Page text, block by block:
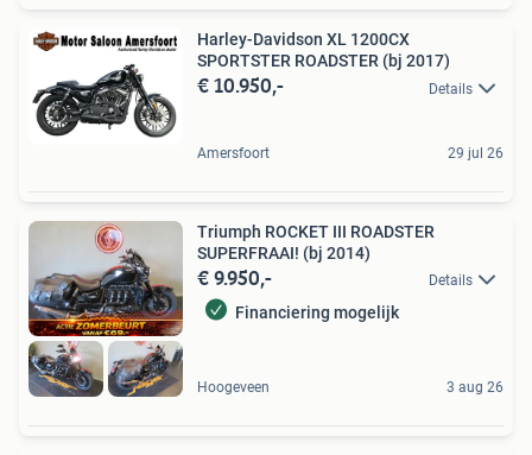
Harley-Davidson XL 1200CX
SPORTSTER ROADSTER (bj 2017)
€ 10.950,- Details
Amersfoort 29 jul 26
Triumph ROCKET III ROADSTER
SUPERFRAAI! (bj 2014)
€ 9.950,- Details
Financiering mogelijk
Hoogeveen 3 aug 26